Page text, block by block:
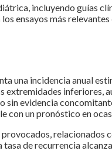
incluyendo guías
ensayos más
incidencia anual
inferiores,
evidencia
un pronóstico en
de recurrencia